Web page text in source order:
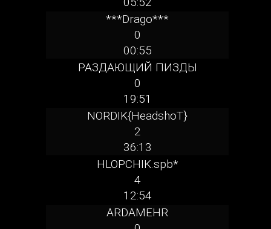
***Drago***
0
00:55
РАЗДАЮЩИЙ ПИЗДЫ
0
19:51
NORDIK{HeadshoT}
2
36:13
HLOPCHIK.spb*
4
12:54
ARDAMEHR